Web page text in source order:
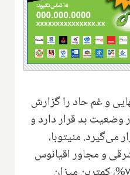
و غم حاد را گزارش
۱۴% در صدر وضعیت بد قرار دارد و
با ۱۳% قرار می‌گیرد. منیتوبا،
و مجاور اقیانوس